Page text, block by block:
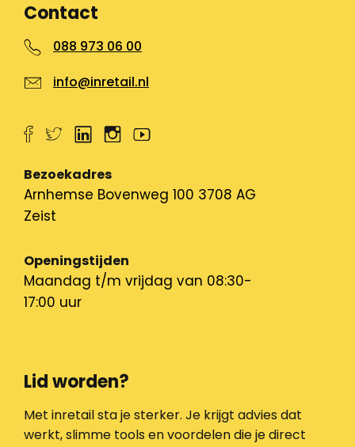
Contact
088 973 06 00
info@inretail.nl
Bezoekadres
Arnhemse Bovenweg 100 3708 AG
Zeist
Openingstijden
Maandag t/m vrijdag van 08:30-
17:00 uur
Lid worden?
Met inretail sta je sterker. Je krijgt advies dat
werkt, slimme tools en voordelen die je direct